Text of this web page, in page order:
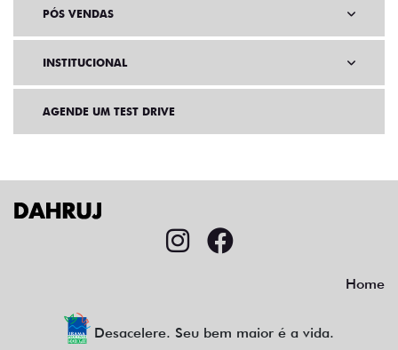
PÓS VENDAS
INSTITUCIONAL
AGENDE UM TEST DRIVE
Home
Desacelere. Seu bem maior é a vida.